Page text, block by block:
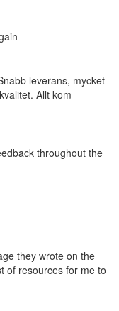
leverans, mycket
Allt kom
throughout the
they wrote on the
of resources for me to